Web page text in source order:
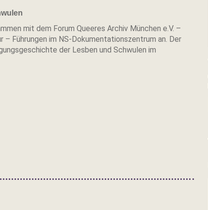
mit dem Forum Queeres Archiv München e.V. –
Führungen im NS-Dokumen­ta­tions­zentrum an. Der
der Lesben und Schwulen im